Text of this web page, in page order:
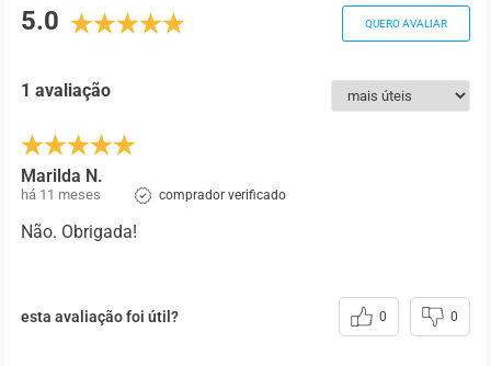
5.0 QUERO AVALIAR
1 avaliação
Marilda N.
há 11 meses comprador verificado
Não. Obrigada!
esta avaliação foi útil? 0 0